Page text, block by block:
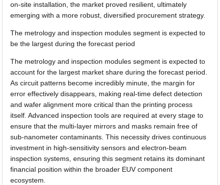
on-site installation, the market proved resilient, ultimately
emerging with a more robust, diversified procurement strategy.
The metrology and inspection modules segment is expected to
be the largest during the forecast period
The metrology and inspection modules segment is expected to
account for the largest market share during the forecast period.
As circuit patterns become incredibly minute, the margin for
error effectively disappears, making real-time defect detection
and wafer alignment more critical than the printing process
itself. Advanced inspection tools are required at every stage to
ensure that the multi-layer mirrors and masks remain free of
sub-nanometer contaminants. This necessity drives continuous
investment in high-sensitivity sensors and electron-beam
inspection systems, ensuring this segment retains its dominant
financial position within the broader EUV component
ecosystem.